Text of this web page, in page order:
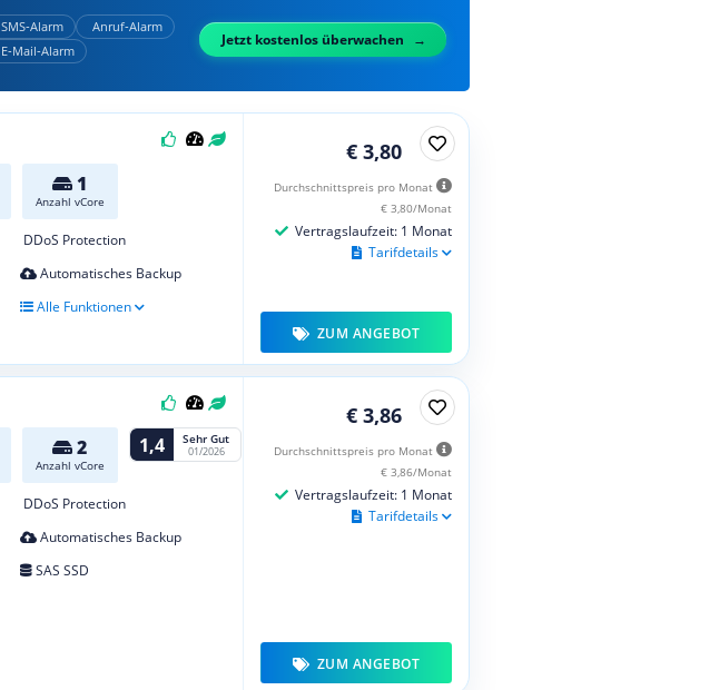
SMS‑Alarm
Anruf‑Alarm
E‑Mail‑Alarm
Jetzt kostenlos überwachen
1
Anzahl vCore
DDoS Protection
Automatisches Backup
Alle Funktionen
€ 3,80
Durchschnittspreis pro Monat
€ 3,80/Monat
Vertragslaufzeit: 1 Monat
Tarifdetails
ZUM ANGEBOT
2
Anzahl vCore
1,4 Sehr Gut
01/2026
DDoS Protection
Automatisches Backup
SAS SSD
€ 3,86
Durchschnittspreis pro Monat
€ 3,86/Monat
Vertragslaufzeit: 1 Monat
Tarifdetails
ZUM ANGEBOT